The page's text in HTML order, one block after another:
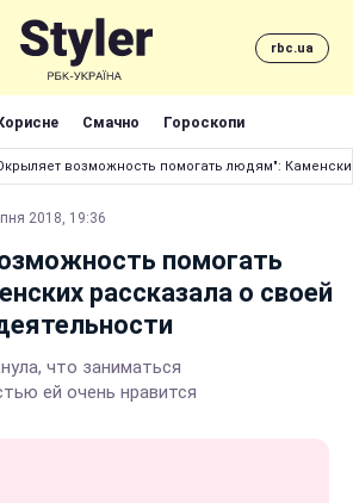
rbc.ua
Смачно Гороскопи
возможность помогать людям":
2018, 19:36
помогать
рассказала о своей
что заниматься
ей очень нравится